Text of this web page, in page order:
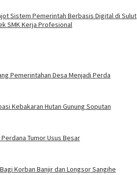
Sistem Pemerintah Berbasis Digital di Sulut
SMK Kerja Profesional
Pemerintahan Desa Menjadi Perda
Kebakaran Hutan Gunung Soputan
Tumor Usus Besar
Korban Banjir dan Longsor Sangihe